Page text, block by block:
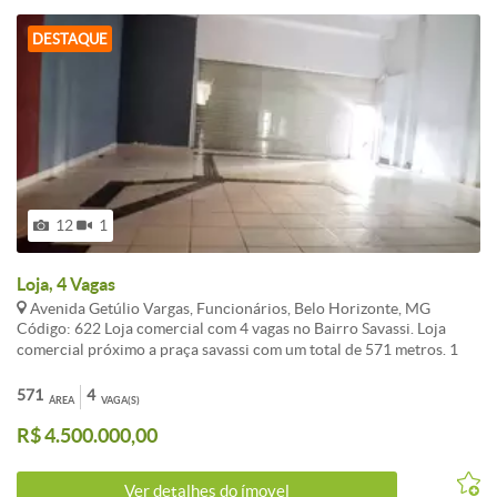
DESTAQUE
12 1
Loja, 4 Vagas
Avenida Getúlio Vargas, Funcionários, Belo Horizonte, MG
Código: 622 Loja comercial com 4 vagas no Bairro Savassi. Loja
comercial próximo a praça savassi com um total de 571 metros. 1
com alargamento de mais 4 metros apos entrar na loja, tornando
então para 12 metros, com um vão livre mais 11 salas, banheiros
feminino e masculino para 15 pessoas, cozinha. Mezanino de 149
achar interessante que retira toda as salas que foram feitas em
ÁREA
571 VAGA(S)
4
R$ 4.500.000,00
Ver detalhes do ímovel